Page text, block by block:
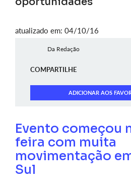
atualizado em: 04/10/16
Da Redação
COMPARTILHE
ADICIONAR AOS
Evento começou
feira com muita
movimentação
Sul